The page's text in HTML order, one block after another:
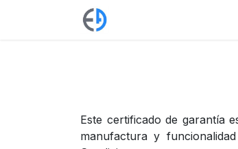
Este certificado de garantía
manufactura y